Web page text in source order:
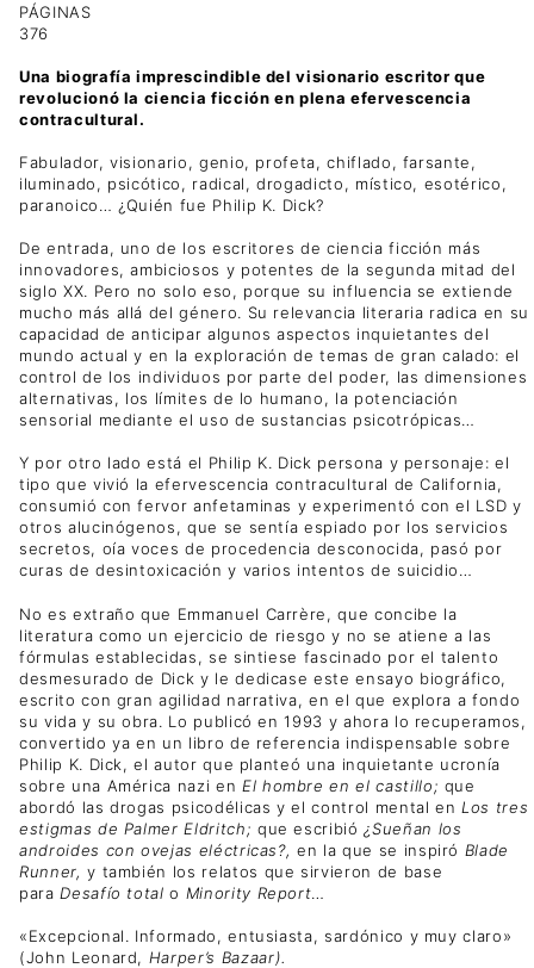
PÁGINAS
376
Una biografía imprescindible del visionario escritor que
revolucionó la ciencia ficción en plena efervescencia
contracultural.
Fabulador, visionario, genio, profeta, chiflado, farsante,
iluminado, psicótico, radical, drogadicto, místico, esotérico,
paranoico… ¿Quién fue Philip K. Dick?
De entrada, uno de los escritores de ciencia ficción más
innovadores, ambiciosos y potentes de la segunda mitad del
siglo XX. Pero no solo eso, porque su influencia se extiende
mucho más allá del género. Su relevancia literaria radica en su
capacidad de anticipar algunos aspectos inquietantes del
mundo actual y en la exploración de temas de gran calado: el
control de los individuos por parte del poder, las dimensiones
alternativas, los límites de lo humano, la potenciación
sensorial mediante el uso de sustancias psicotrópicas…
Y por otro lado está el Philip K. Dick persona y personaje: el
tipo que vivió la efervescencia contracultural de California,
consumió con fervor anfetaminas y experimentó con el LSD y
otros alucinógenos, que se sentía espiado por los servicios
secretos, oía voces de procedencia desconocida, pasó por
curas de desintoxicación y varios intentos de suicidio…
No es extraño que Emmanuel Carrère, que concibe la
literatura como un ejercicio de riesgo y no se atiene a las
fórmulas establecidas, se sintiese fascinado por el talento
desmesurado de Dick y le dedicase este ensayo biográfico,
escrito con gran agilidad narrativa, en el que explora a fondo
su vida y su obra. Lo publicó en 1993 y ahora lo recuperamos,
convertido ya en un libro de referencia indispensable sobre
Philip K. Dick, el autor que planteó una inquietante ucronía
sobre una América nazi en El hombre en el castillo; que
abordó las drogas psicodélicas y el control mental enLos tres
estigmas de Palmer Eldritch; que escribió¿Sueñan los
androides con ovejas eléctricas?,en la que se inspiró Blade
Runner,y también los relatos que sirvieron de base
paraDesafío totalo Minority Report…
«Excepcional. Informado, entusiasta, sardónico y muy claro»
(John Leonard, Harper’s Bazaar).